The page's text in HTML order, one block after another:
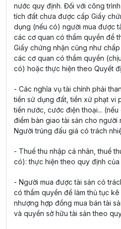
nước quy định. Đối với công
tích đất chưa được cấp Giấy
dụng (nếu có) người mua được
các cơ quan có thẩm quyền để
Giấy chứng nhận cũng như
các cơ quan có thẩm quyền
có) hoặc thực hiện theo Quyết
- Các nghĩa vụ tài chính phải
tiền sử dụng đất, tiền xử phạt vi
tiền nước, cước điện thoại...
điểm bàn giao tài sản cho người
Người trúng đấu giá có trách
- Thuế thu nhập cá nhân, thuế
có): thực hiện theo quy định của
- Người mua được tài sản có
có thẩm quyền để làm thủ tục
nhượng hợp đồng mua bán tài
và quyền sở hữu tài sản theo